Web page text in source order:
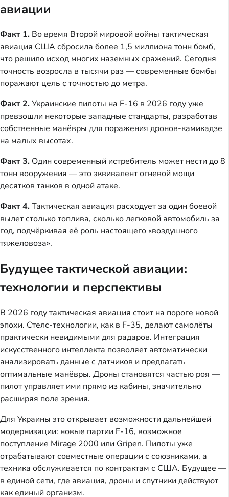
авиации
Факт 1. Во время Второй мировой войны тактическая
авиация США сбросила более 1,5 миллиона тонн бомб,
что решило исход многих наземных сражений. Сегодня
точность возросла в тысячи раз — современные бомбы
поражают цель с точностью до метра.
Факт 2.Украинские пилоты на F-16 в 2026 году уже
превзошли некоторые западные стандарты, разработав
собственные манёвры для поражения дронов-камикадзе
на малых высотах.
Факт 3. Один современный истребитель может нести до 8
тонн вооружения — это эквивалент огневой мощи
десятков танков в одной атаке.
Факт 4.Тактическая авиация расходует за один боевой
вылет столько топлива, сколько легковой автомобиль за
год, подчёркивая её роль настоящего «воздушного
тяжеловоза».
Будущее тактической авиации:
технологии и перспективы
В 2026 году тактическая авиация стоит на пороге новой
эпохи. Стелс-технологии, как в F-35, делают самолёты
практически невидимыми для радаров. Интеграция
искусственного интеллекта позволяет автоматически
анализировать данные с датчиков и предлагать
оптимальные манёвры. Дроны становятся частью роя —
пилот управляет ими прямо из кабины, значительно
расширяя поле зрения.
Для Украины это открывает возможности дальнейшей
модернизации: новые партии F-16, возможное
поступление Mirage 2000 или Gripen. Пилоты уже
отрабатывают совместные операции с союзниками, а
техника обслуживается по контрактам с США. Будущее —
в единой сети, где авиация, дроны и спутники действуют
как единый организм.